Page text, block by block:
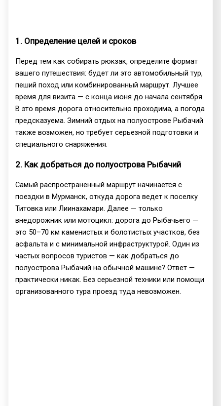
1. Определение целей и сроков
Перед тем как собирать рюкзак, определите формат
вашего путешествия: будет ли это автомобильный тур,
пеший поход или комбинированный маршрут. Лучшее
время для визита — с конца июня до начала сентября.
В это время дорога относительно проходима, а погода
предсказуема. Зимний отдых на полуострове Рыбачий
также возможен, но требует серьезной подготовки и
специального снаряжения.
2. Как добраться до полуострова Рыбачий
Самый распространенный маршрут начинается с
поездки в Мурманск, откуда дорога ведет к поселку
Титовка или Лиинахамари. Далее — только
внедорожник или мотоцикл: дорога до Рыбачьего —
это 50–70 км каменистых и болотистых участков, без
асфальта и с минимальной инфраструктурой. Один из
частых вопросов туристов — как добраться до
полуострова Рыбачий на обычной машине? Ответ —
практически никак. Без серьезной техники или помощи
организованного тура проезд туда невозможен.